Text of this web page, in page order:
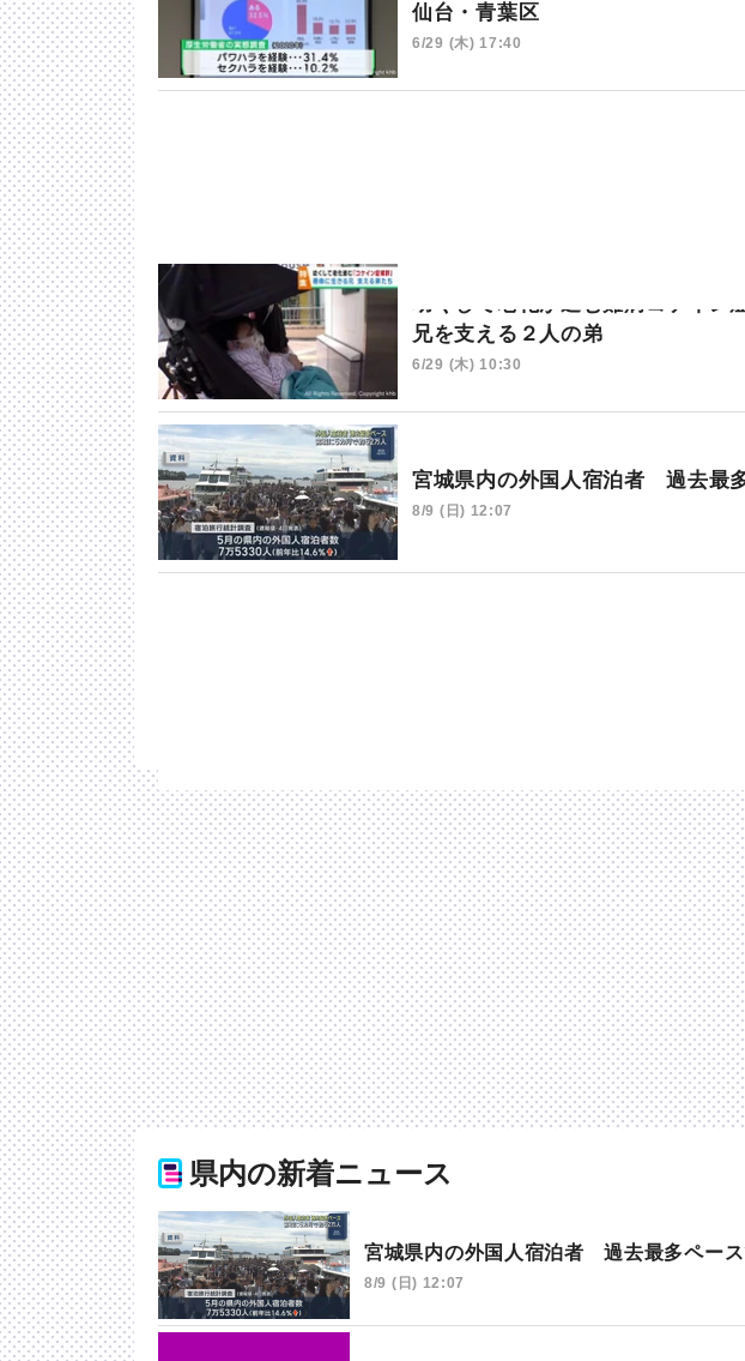
仙台・青葉区
6/29 (木) 17:40
幼くして老化が進む難病コケイ
兄を支える２人の弟
6/29 (木) 10:30
宮城県内の外国人宿泊者 過去最
8/9 (日) 12:07
県内の新着ニュース
宮城県内の外国人宿泊者 過去最多ペー
8/9 (日) 12:07